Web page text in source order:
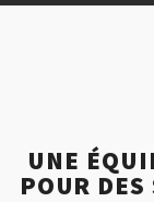
UNE
POUR